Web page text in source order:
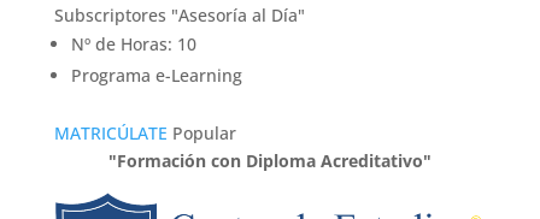
Subscriptores "Asesoría al Día"
Nº de Horas: 10
Programa e-Learning
MATRICÚLATE Popular
"Formación con Diploma Acreditativo"